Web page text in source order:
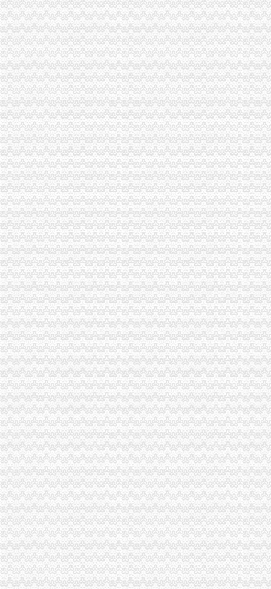
铜梁局重庆分公司注销构筑三道防线确保校园食品安全
城口局重庆税务注销庙坝工商所积支持受灾个体工商户灾后重建
万州局重庆分公司注销创办《万州消费维权》专刊引起广泛关注
璧山局“做到五个注重、发挥五大作用”重庆税务注销深入开展创先争优活动
开县局设立29家“农资商品经营示范店”重庆代办公司
市局副巡视员胡德汉赴万州铁峰乡参加“三进三同”重庆代办公司“结穷亲”活动
全市重庆分公司注销工商系统领导干部能力素质提升培训班圆满结束
全市重庆公司注销安全生产大排查大整大执法专项行动圆满完成
丰都局采取“七评”重庆公司注销措施深化“一讲二评三公示”
北碚区守合同重信用单位呈现四大点
涪陵局江东所牢固树立“四意识”重庆税务注销扎实开展创先争优活动
工商动态
我市重庆分公司注销出台在校大创办微型企业相关办法
渝北局行政约谈沃尔玛超市重庆公司注销指出五点问题
市局六项措施推进“双”重庆营业执照注销行动后期工作
梁平局“四抓四廉”重庆营业执照注销加春节期间廉政建设
永川局重庆公司注销三举措化流通环节乳品和含乳食品质量监管
市重庆代办公司局副巡视员高印平率队到南川局开展考核考察工作
渝北局推行“一单通”重庆代办公司工作取得阶段成效
南岸局实行市场准入“四规范”重庆税务注销积服务区域经济发展
长寿局重庆代办公司大力促进非公经济组织创先争优
沙坪坝局重庆分公司注销三举措帮扶中小企业融资4.8亿元
江津局重庆税务注销以四个注重为抓手大力发展微型企业
垫江局重庆代办公司全面完成微型企业试点发展任务
云局重庆公司注销稳步推进学习型机关建设成效明显
奉节局重庆分公司注销多管齐下整校园周边环境确保师生消费安全
秀山局北城所“四看一送检”重庆营业执照注销加中秋月饼市场监管
渝中区五家微型企业通过资本金补助评审
双桥局双路工商所查鲜肉家禽市重庆分公司注销场保秩序
南岸区消委会与家居企业索建立问题家居先行赔偿机制
市重庆公司注销局副局长李林对监管巡查体系改革推进工作提出四点要求
2011年端午节期间消费者申诉举报咨询处理况综述
市局宣教处支部认真学习贯彻的重庆营业执照注销十七届五中全会精
市重庆营业执照注销政协委员年终视察团视察微企发展工作
市局局长、组书记波要求大力规范全系统“一讲二评三公示”重庆代办公司再掀
市重庆营业执照注销局副巡视员陈建川到渝中局调研巡查体系改革试点工作
渝中局重庆营业执照注销化执法监督规范执法行为依法行政工作取得阶段成效
永川局述职述廉工作注重“五个结合”重庆代办公司把好五个环节
忠县局立足“三个早”重庆营业执照注销促第二批微企创业培训顺利开班
江北局观农贸所力推动三项试点促进市重庆营业执照注销场建设提档升级
市重庆税务注销局机关举办工青妇委员培训
全市2010年流通环节食品安全和“家电下乡”重庆代办公司监管工作顺利通过总局
经开区局积贯彻落实全市重庆营业执照注销微企工作会议精
万州区建成“万县红桔”重庆税务注销地理标志主题公园
市长奇帆肯定工商部门保护“3M”重庆公司注销商标工作成效
市重庆营业执照注销局副局长陈文渝到合川调研回访微型企业